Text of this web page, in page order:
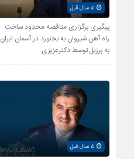
۵ سال قبل
پیگیری برگزاری مناقصه محدود ساخت
راه آهن شیروان به بجنورد در آسمان ایران
به برزیل توسط دکترعزیزی
۵ سال قبل